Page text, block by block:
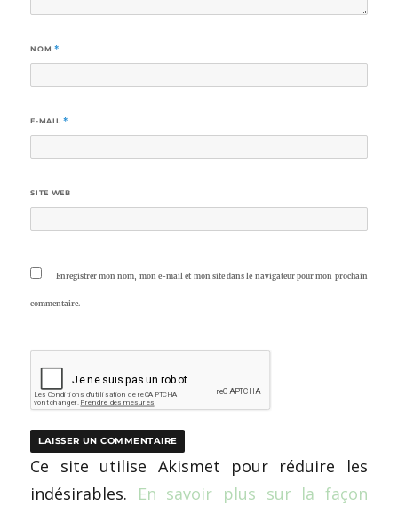
NOM *
E-MAIL *
SITE WEB
Enregistrer mon nom, mon e-mail et mon site dans le navigateur pour mon prochain
commentaire.
Ce site utilise Akismet pour réduire les
indésirables. En savoir plus sur la façon